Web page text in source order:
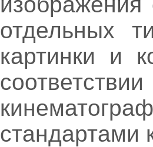
отдельных
картинки и
стандартами